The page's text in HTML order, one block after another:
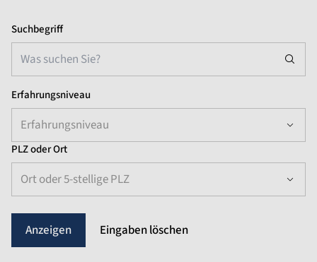
Suchbegriff
Erfahrungsniveau
Erfahrungsniveau
PLZ oder Ort
Ort oder 5-stellige PLZ
Eingaben löschen